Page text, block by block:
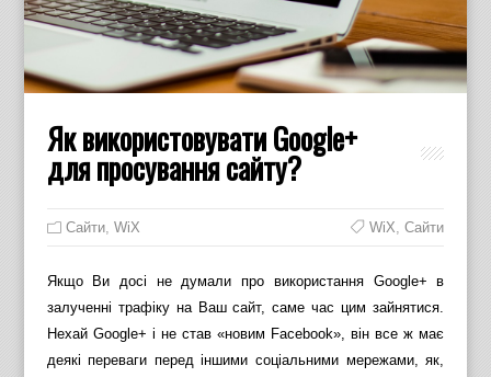
Як використовувати Google+
для просування сайту?
Cайти, WiX WiX,Сайти
Якщо Ви досі не думали про використання Google+ в
залученні трафіку на Ваш сайт, саме час цим зайнятися.
Нехай Google+ і не став «новим Facebook», він все ж має
деякі переваги перед іншими соціальними мережами, як,